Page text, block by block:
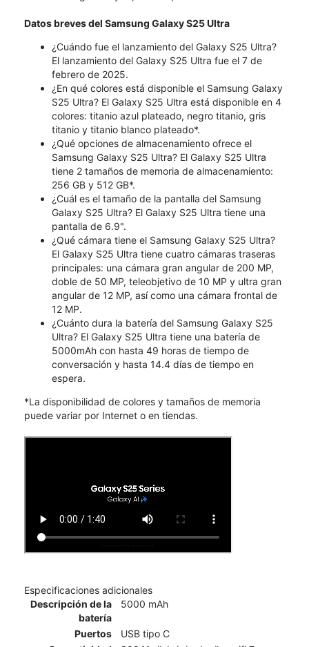
Datos breves del Samsung Galaxy S25 Ultra
¿Cuándo fue el lanzamiento del Galaxy S25 Ultra?
El lanzamiento del Galaxy S25 Ultra fue el 7 de
febrero de 2025.
¿En qué colores está disponible el Samsung Galaxy
S25 Ultra? El Galaxy S25 Ultra está disponible en 4
colores: titanio azul plateado, negro titanio, gris
titanio y titanio blanco plateado*.
¿Qué opciones de almacenamiento ofrece el
Samsung Galaxy S25 Ultra? El Galaxy S25 Ultra
tiene 2 tamaños de memoria de almacenamiento:
256 GB y 512 GB*.
¿Cuál es el tamaño de la pantalla del Samsung
Galaxy S25 Ultra? El Galaxy S25 Ultra tiene una
pantalla de 6.9".
¿Qué cámara tiene el Samsung Galaxy S25 Ultra?
El Galaxy S25 Ultra tiene cuatro cámaras traseras
principales: una cámara gran angular de 200 MP,
doble de 50 MP, teleobjetivo de 10 MP y ultra gran
angular de 12 MP, así como una cámara frontal de
12 MP.
¿Cuánto dura la batería del Samsung Galaxy S25
Ultra? El Galaxy S25 Ultra tiene una batería de
5000mAh con hasta 49 horas de tiempo de
conversación y hasta 14.4 días de tiempo en
espera.
*La disponibilidad de colores y tamaños de memoria
puede variar por Internet o en tiendas.
Especificaciones adicionales
Descripción de la
batería
5000 mAh
Puertos
USB tipo C